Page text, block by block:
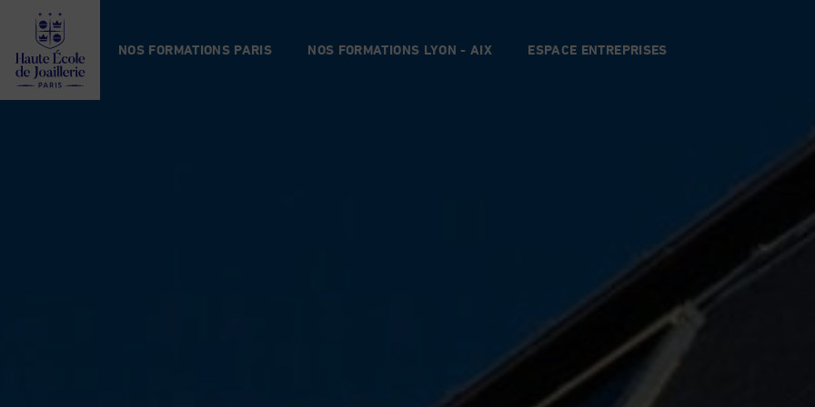
Haute
École
de
Joaillerie
NOS FORMATIONS PARIS NOS FORMATIONS LYON - AIX ESPACE ENTREPRISES